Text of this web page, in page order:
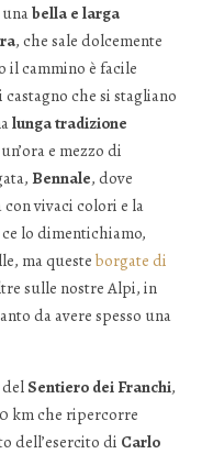
bella e larga
, che sale dolcemente
il cammino è facile
che si stagliano
lunga tradizione
e mezzo di
Bennale, dove
vivaci colori e la
ce lo dimentichiamo,
ma questeborgate di
sulle nostre Alpi, in
da avere spesso una
Sentiero dei Franchi,
km che ripercorre
dell’esercito di Carlo